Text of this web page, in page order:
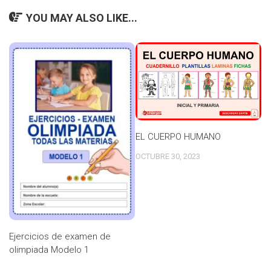
YOU MAY ALSO LIKE...
Ejercicios de examen de
olimpiada Modelo 1
EL CUERPO HUMANO
OCTUBRE 30, 2023